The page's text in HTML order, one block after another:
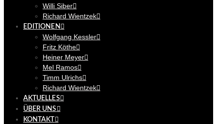
Willi Siber
Richard Wientzek
EDITIONEN
Wolfgang Kessler
Fritz Köthe
Heiner Meyer
Mel Ramos
Timm Ulrichs
Richard Wientzek
AKTUELLES
ÜBER UNS
KONTAKT